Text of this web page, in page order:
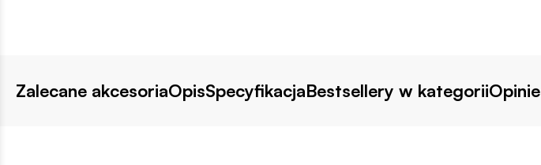
Zalecane akcesoriaOpisSpecyfikacjaBestsellery w kategoriiOpinie